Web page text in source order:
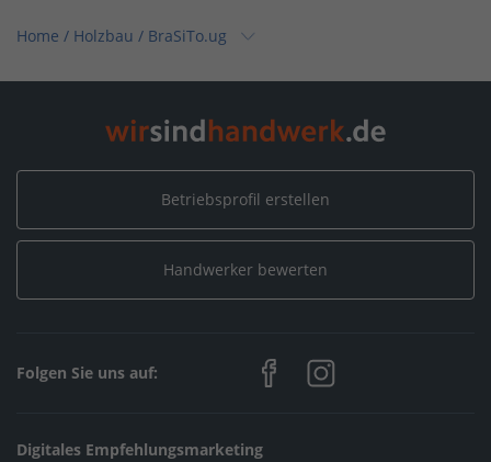
Home / Holzbau / BraSiTo.ug
Home / Fenster, Türen, Rollläden / BraSiTo.ug
Nordrhein-Westfalen / Leverkusen / BraSiTo.ug
Betriebsprofil erstellen
Handwerker bewerten
Folgen Sie uns auf:
Digitales Empfehlungsmarketing